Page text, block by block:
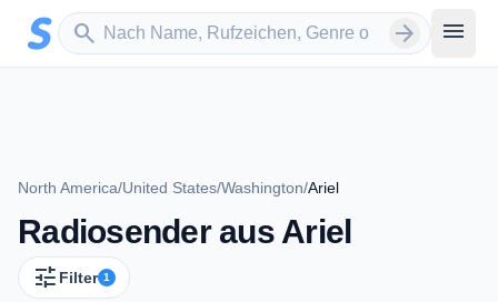
Zum Hauptinhalt springen
search
Sender suchen arrow_forward menu
North America/United States/Washington/Ariel
Radiosender aus Ariel
tune Filter 1